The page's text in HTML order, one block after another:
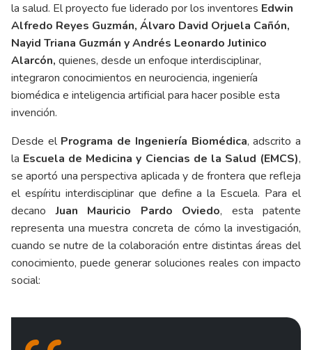
la salud. El proyecto fue liderado por los inventores Edwin
Alfredo Reyes Guzmán, Álvaro David Orjuela Cañón,
Nayid Triana Guzmán y Andrés Leonardo Jutinico
Alarcón, quienes, desde un enfoque interdisciplinar,
integraron conocimientos en neurociencia, ingeniería
biomédica e inteligencia artificial para hacer posible esta
invención.
Desde el Programa de Ingeniería Biomédica, adscrito a
la Escuela de Medicina y Ciencias de la Salud (EMCS),
se aportó una perspectiva aplicada y de frontera que refleja
el espíritu interdisciplinar que define a la Escuela. Para el
decanoJuan Mauricio Pardo Oviedo, esta patente
representa una muestra concreta de cómo la investigación,
cuando se nutre de la colaboración entre distintas áreas del
conocimiento, puede generar soluciones reales con impacto
social: